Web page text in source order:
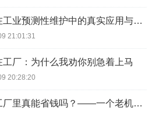
机器学习在工业预测性维护中的真实应用与反思
21:01:31
工厂：为什么我劝你别急着上马
20:28:20
物联网在工厂里真能省钱吗？——一个老机械师的吐槽与真相